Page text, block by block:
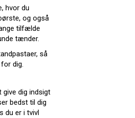
hvor du
og også
tilfælde
tænder.
så
dig.
give dig indsigt
bedst til dig
du er i tvivl